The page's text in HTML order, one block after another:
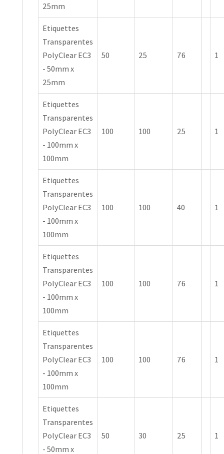
25mm
Etiquettes
Transparentes
PolyClear EC3
- 50mm x
25mm
50 25 76 1
Etiquettes
Transparentes
PolyClear EC3
- 100mm x
100mm
100 100 25 1
Etiquettes
Transparentes
PolyClear EC3
- 100mm x
100mm
100 100 40 1
Etiquettes
Transparentes
PolyClear EC3
- 100mm x
100mm
100 100 76 1
Etiquettes
Transparentes
PolyClear EC3
- 100mm x
100mm
100 100 76 1
Etiquettes
Transparentes
PolyClear EC3
- 50mm x
50 30 25 1